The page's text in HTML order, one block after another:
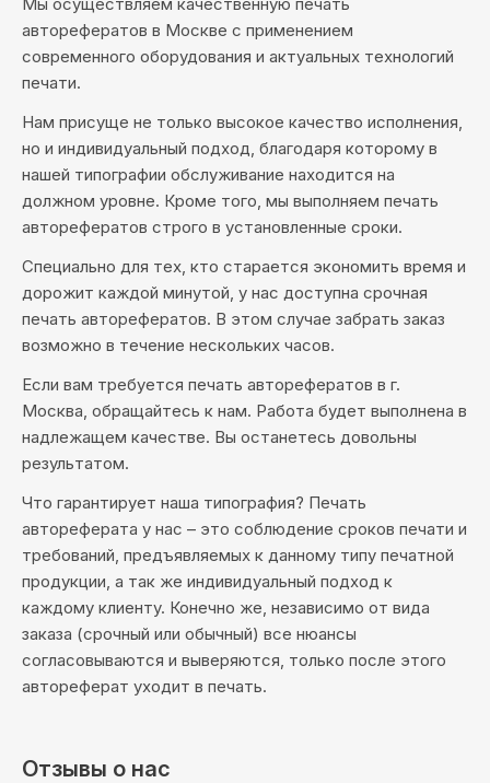
авторефератов в Москве с применением
современного оборудования и актуальных технологий
печати.
Нам присуще не только высокое качество исполнения,
но и индивидуальный подход, благодаря которому в
нашей типографии обслуживание находится на
должном уровне. Кроме того, мы выполняем печать
авторефератов строго в установленные сроки.
Специально для тех, кто старается экономить время и
дорожит каждой минутой, у нас доступна срочная
печать авторефератов. В этом случае забрать заказ
возможно в течение нескольких часов.
Если вам требуется печать авторефератов в г.
Москва, обращайтесь к нам. Работа будет выполнена в
надлежащем качестве. Вы останетесь довольны
результатом.
Что гарантирует наша типография? Печать
автореферата у нас – это соблюдение сроков печати и
требований, предъявляемых к данному типу печатной
продукции, а так же индивидуальный подход к
каждому клиенту. Конечно же, независимо от вида
заказа (срочный или обычный) все нюансы
согласовываются и выверяются, только после этого
автореферат уходит в печать.
Отзывы о нас